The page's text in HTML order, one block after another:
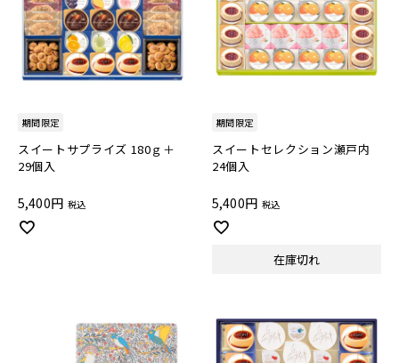
期間限定
スイートサプライズ 180ｇ＋
29個入
5,400 税込
期間限定
スイートセレクション瀬戸内
24個入
5,400 税込
在庫切れ